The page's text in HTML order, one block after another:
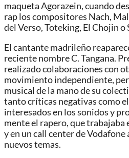
maqueta Agorazein, cuando
rap los compositores Nach,
del Verso, Toteking, El Chojin o
El cantante madrileño
reciente nombre C. Tangana.
realizado colaboraciones con
movimiento independiente,
musical de la mano de su
tanto críticas negativas como
interesados en los sonidos y
mente el rapero, que trabajaba
y en un call center de Vodafone
nuevos temas.